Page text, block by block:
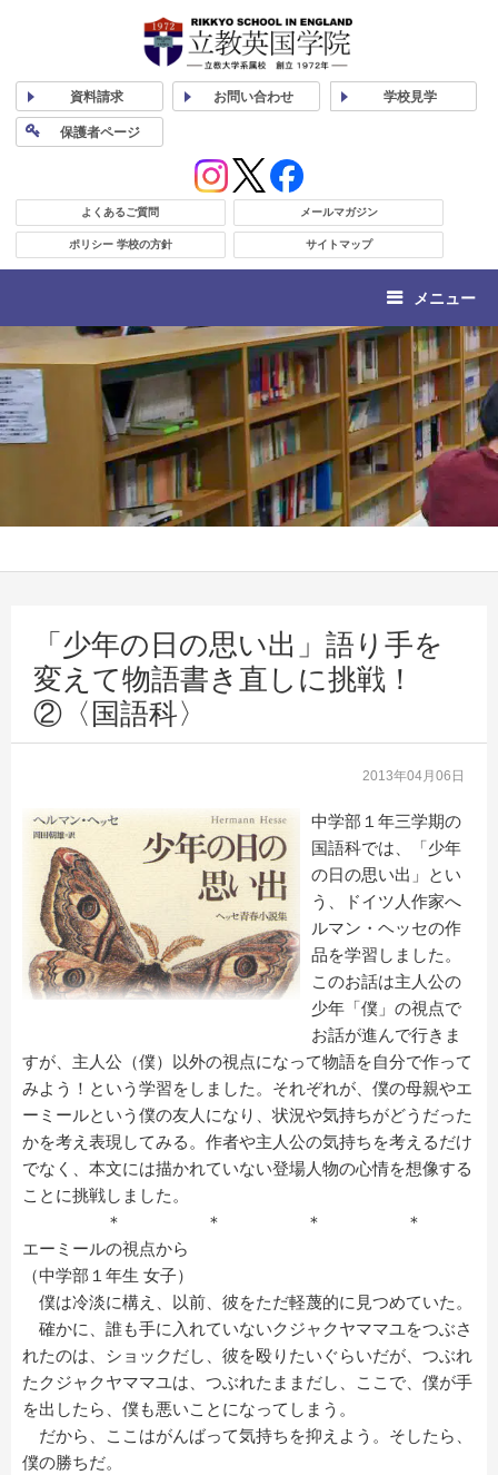
資料請求 お問い合わせ 学校見学
保護者ページ
よくあるご質問 メールマガジン
ポリシー 学校の方針 サイトマップ
メニュー
「少年の日の思い出」語り手を
変えて物語書き直しに挑戦！
②〈国語科〉
2013年04月06日
中学部１年三学期の
国語科では、「少年
の日の思い出」とい
う、ドイツ人作家へ
ルマン・ヘッセの作
品を学習しました。
このお話は主人公の
少年「僕」の視点で
お話が進んで行きま
すが、主人公（僕）以外の視点になって物語を自分で作って
みよう！という学習をしました。それぞれが、僕の母親やエ
ーミールという僕の友人になり、状況や気持ちがどうだった
かを考え表現してみる。作者や主人公の気持ちを考えるだけ
でなく、本文には描かれていない登場人物の心情を想像する
ことに挑戦しました。
＊ ＊ ＊ ＊
エーミールの視点から
（中学部１年生 女子）
僕は冷淡に構え、以前、彼をただ軽蔑的に見つめていた。
確かに、誰も手に入れていないクジャクヤママユをつぶさ
れたのは、ショックだし、彼を殴りたいぐらいだが、つぶれ
たクジャクヤママユは、つぶれたままだし、ここで、僕が手
を出したら、僕も悪いことになってしまう。
だから、ここはがんばって気持ちを抑えよう。そしたら、
僕の勝ちだ。